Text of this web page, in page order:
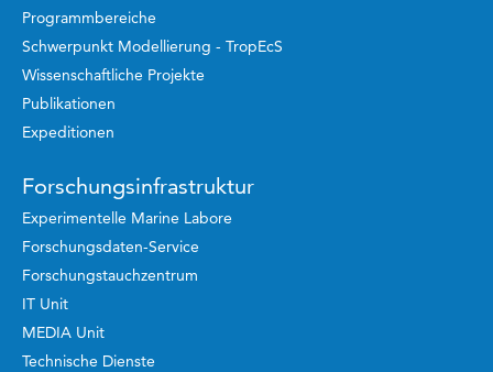
Programmbereiche
Schwerpunkt Modellierung - TropEcS
Wissenschaftliche Projekte
Publikationen
Expeditionen
Forschungsinfrastruktur
Experimentelle Marine Labore
Forschungsdaten-Service
Forschungstauchzentrum
IT Unit
MEDIA Unit
Technische Dienste